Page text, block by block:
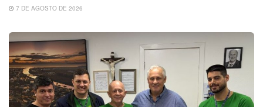
7 DE AGOSTO DE 2026